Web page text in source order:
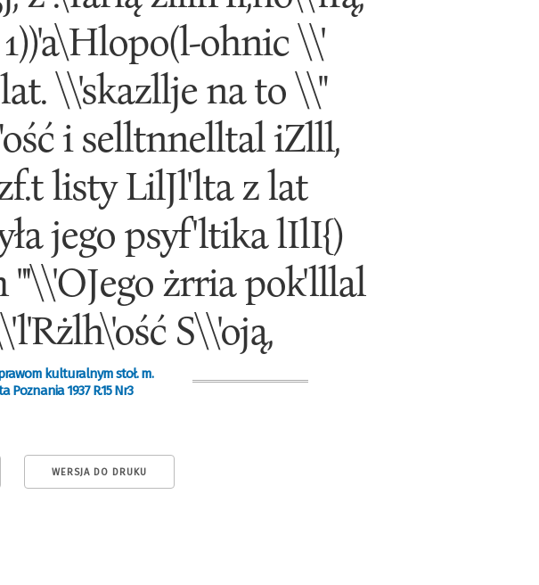
ohnic \\'
\\'skazllje na to \\"
i selltnnelltal iZlll,
listy LilJl'lta z lat
jego psyf'ltika lIlI{)
"'\\'OJego żrria pok'lllal
S\\'oją,
kulturalnym stoł. m.
Poznania 1937 R.15 Nr3
WERSJA DO DRUKU